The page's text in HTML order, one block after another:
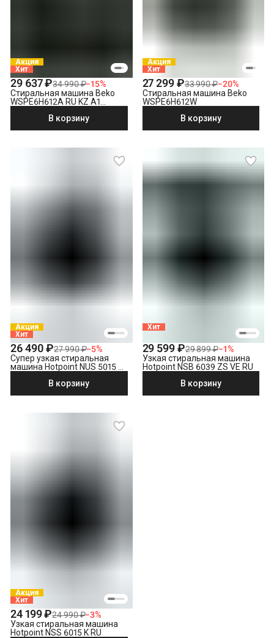
Демонтаж отдельностоящей стиральной машины
Утилизация техники
Акция
Хит
29 637 ₽34 990 ₽−15%
Стиральная машина Beko
WSPE6H612A RU KZ A1
В корзину
Акция
Хит
27 299 ₽33 990 ₽−20%
Стиральная машина Beko
WSPE6H612W
В корзину
Акция
Хит
26 490 ₽27 990 ₽−5%
Супер узкая стиральная
машина Hotpoint NUS 5015 S
В корзину
Хит
29 599 ₽29 899 ₽−1%
Узкая стиральная машина
Hotpoint NSB 6039 ZS VE RU
В корзину
Акция
Хит
24 199 ₽24 990 ₽−3%
Узкая стиральная машина
Hotpoint NSS 6015 K RU